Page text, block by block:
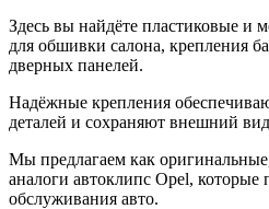
Здесь вы найдёте пластиковые и
для обшивки салона, крепления
дверных панелей.
Надёжные крепления
деталей и сохраняют внешний
Мы предлагаем как
аналоги автоклипс Opel, которые
обслуживания авто.